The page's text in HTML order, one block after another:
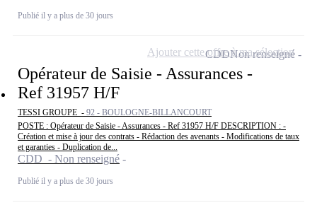
Publié il y a plus de 30 jours
Opérateur de Saisie - Assurances -
Ref 31957 H/F
TESSI GROUPE - 92 - BOULOGNE-BILLANCOURT
POSTE : Opérateur de Saisie - Assurances - Ref 31957 H/F DESCRIPTION : -
Création et mise à jour des contrats - Rédaction des avenants - Modifications de taux
et garanties - Duplication de...
CDD - Non renseigné
Publié il y a plus de 30 jours
CDDNon renseigné
Ajouter cette offre à ma sélection